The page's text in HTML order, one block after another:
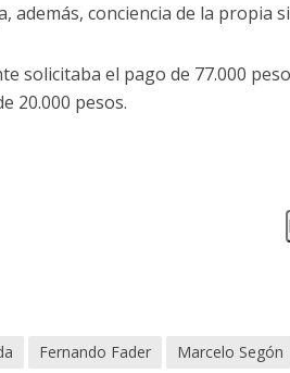
además, conciencia de la propia
solicitaba el pago de 77.000
20.000 pesos.
Fernando Fader Marcelo Segón